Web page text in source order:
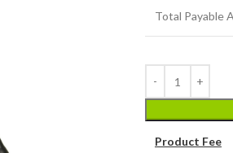
Total Payable
Product Fee